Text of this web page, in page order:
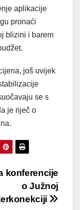
aplikacije
pronaći
blizini i barem
još uvijek
se s
je riječ o
konferencije
o Južnoj